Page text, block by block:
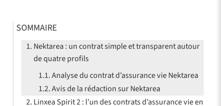
SOMMAIRE
Nektarea : un contrat simple et transparent autour
de quatre profils
Analyse du contrat d’assurance vie Nektarea
Avis de la rédaction sur Nektarea
Linxea Spirit 2 : l’un des contrats d’assurance vie en